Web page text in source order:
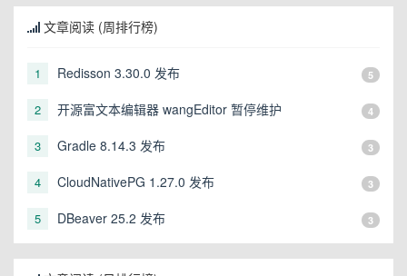
文章阅读 (周排行榜)
1 Redisson 3.30.0 发布 5
2 开源富文本编辑器 wangEditor 暂停维护 4
3 Gradle 8.14.3 发布 3
4 CloudNativePG 1.27.0 发布 3
5 DBeaver 25.2 发布 3